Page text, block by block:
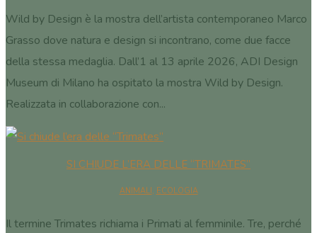
Wild by Design è la mostra dell’artista contemporaneo Marco
Grasso dove natura e design si incontrano, come due facce
della stessa medaglia. Dall’1 al 13 aprile 2026, ADI Design
Museum di Milano ha ospitato la mostra Wild by Design.
Realizzata in collaborazione con...
SI CHIUDE L’ERA DELLE “TRIMATES”
ANIMALI, ECOLOGIA
Il termine Trimates richiama i Primati al femminile. Tre, perché